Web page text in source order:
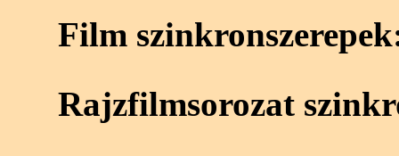
Film
Rajzfilmsorozat